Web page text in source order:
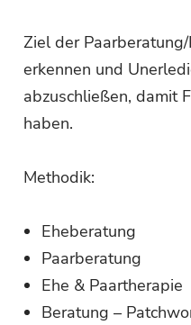
Ziel der
erkennen und
abzuschließen, damit
haben.
Methodik:
Eheberatung
Paarberatung
Ehe & Paartherapie
Beratung –